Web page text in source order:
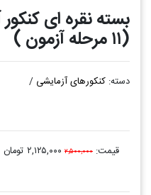
بسته نقره ای
(۱۱ مرحله آزمون )
دسته: کنکورهای آزمایشی /
قیمت: ۲,۵۰۰,۰۰۰ ۲,۱۲۵,۰۰۰ تومان